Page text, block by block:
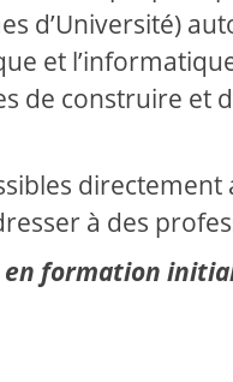
d’Université)
et
de construire et
directement
à des
formation